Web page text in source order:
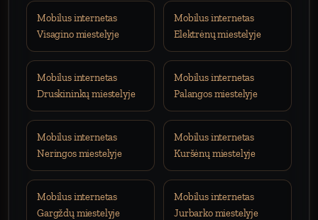
Mobilus internetas
Visagino miestelyje
Mobilus internetas
Elektrėnų miestelyje
Mobilus internetas
Druskininkų miestelyje
Mobilus internetas
Palangos miestelyje
Mobilus internetas
Neringos miestelyje
Mobilus internetas
Kuršėnų miestelyje
Mobilus internetas
Gargždų miestelyje
Mobilus internetas
Jurbarko miestelyje